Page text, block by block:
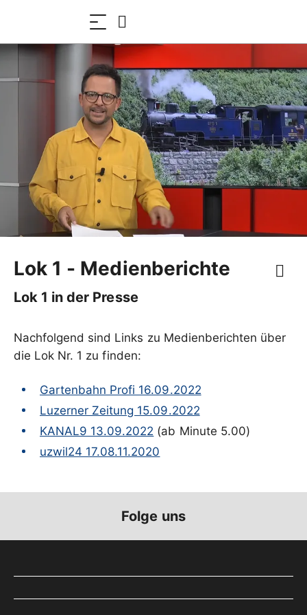
Lok 1 - Medienberichte
Lok 1 in der Presse
Nachfolgend sind Links zu Medienberichten über
die Lok Nr. 1 zu finden:
Gartenbahn Profi 16.09.2022
Luzerner Zeitung 15.09.2022
KANAL9 13.09.2022 (ab Minute 5.00)
uzwil24 17.08.11.2020
Folge uns